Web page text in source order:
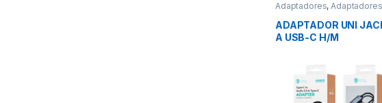
Adaptadores,
Audio
Conectividad
ADAPTADOR UNI
A USB-C H/M